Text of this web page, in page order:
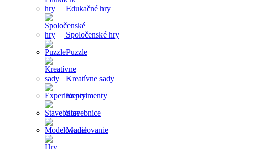
Edukačné hry
Spoločenské hry
Puzzle
Kreatívne sady
Experimenty
Stavebnice
Modelovanie